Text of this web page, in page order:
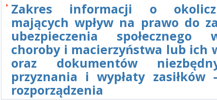
Zakres informacji o
mających wpływ na prawo do
ubezpieczenia
choroby i macierzyństwa lub ich
oraz dokumentów
przyznania i wypłaty zasiłków
rozporządzenia